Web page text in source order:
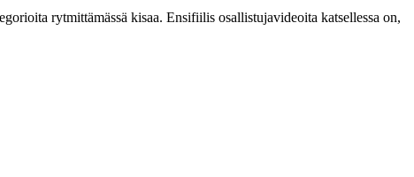
rytmittämässä kisaa. Ensifiilis osallistujavideoita katsellessa on,